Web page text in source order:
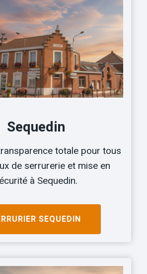
Sequedin
totale pour tous
de serrurerie et mise en
à Sequedin.
SEQUEDIN